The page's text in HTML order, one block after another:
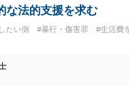
今ある証拠以上のことを証
の関係との均衡のように思
か不明ですが，その行政書
，相手方は性交類似行為は
わってくると思います。 ④
な法的支援を求む
たい側 #暴行・傷害罪 #生活費